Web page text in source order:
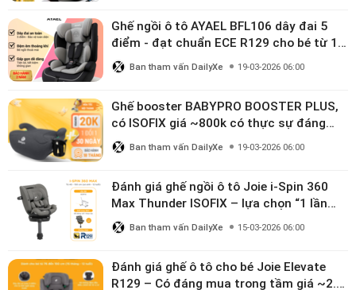
Ghế ngồi ô tô AYAEL BFL106 dây đai 5
điểm - đạt chuẩn ECE R129 cho bé từ 1–
10 tuổi
Ban tham vấn DailyXe 19-03-2026 06:00
Ghế booster BABYPRO BOOSTER PLUS,
có ISOFIX giá ~800k có thực sự đáng
mua?
Ban tham vấn DailyXe 19-03-2026 06:00
Đánh giá ghế ngồi ô tô Joie i-Spin 360
Max Thunder ISOFIX – lựa chọn “1 lần
dùng đến 12 năm” có đáng giá gần 9
triệu?
Ban tham vấn DailyXe 15-03-2026 06:00
Đánh giá ghế ô tô cho bé Joie Elevate
R129 – Có đáng mua trong tầm giá ~2.8